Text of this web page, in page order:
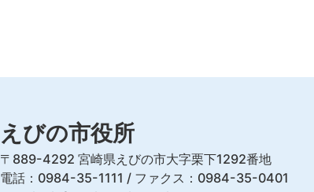
えびの市役所
〒889-4292 宮崎県えびの市大字栗下1292番地
電話：0984-35-1111 / ファクス：0984-35-0401